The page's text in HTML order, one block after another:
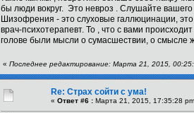
бы люди вокруг. Это невроз . Слушайте вашего
Шизофрения - это слуховые галлюцинации, это
врач-психотерапевт. То , что с вами
голове были мысли о сумасшествии, о смысле
« Последнее редактирование: Марта 21, 2015,
Re: Страх сойти с ума!
« Ответ #6 : Марта 21, 2015, 17:35:28